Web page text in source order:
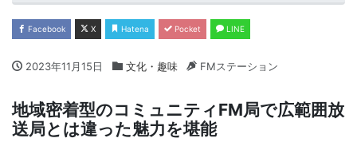
Facebook X Hatena Pocket LINE
2023年11月15日 文化・趣味 FMステーション
地域密着型のコミュニティFM局で広範囲放
送局とは違った魅力を堪能